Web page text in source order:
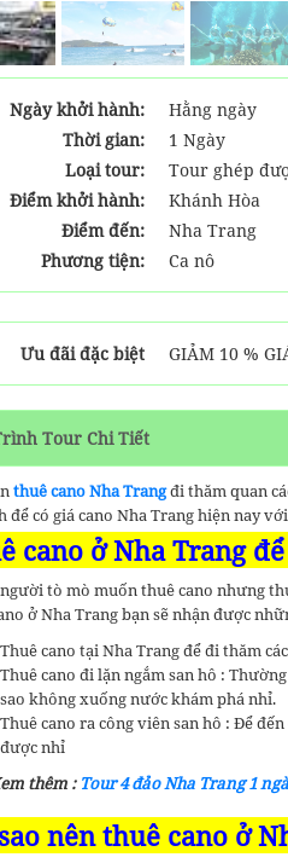
Ngày khởi hành:
Hằng ngày
Thời gian:
1 Ngày
Loại tour:
Tour ghép
Điểm khởi hành:
Khánh Hòa
Điểm đến:
Nha Trang
Phương tiện:
Ca nô
Ưu đãi đặc biệt GIẢM 10 %
Tour Chi Tiết
thuê cano Nha Trangđi thăm quan
để có giá cano Nha Trang hiện nay
cano ở Nha Trang
tò mò muốn thuê cano nhưng
ở Nha Trang bạn sẽ nhận được
Thuê cano tại Nha Trang để đi thăm
Thuê cano đi lặn ngắm san hô :
sao không xuống nước khám phá nhỉ.
Thuê cano ra công viên san hô : Để
được nhỉ
thêm :Tour 4 đảo Nha Trang 1
nên thuê cano ở